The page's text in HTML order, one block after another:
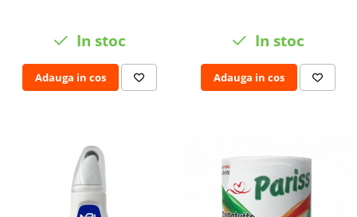
In stoc
Adauga in cos
In stoc
Adauga in cos